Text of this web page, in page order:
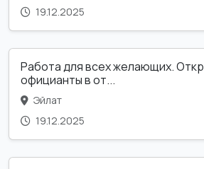
19.12.2025
Работа для всех желающих.
официанты в от...
Эйлат
19.12.2025